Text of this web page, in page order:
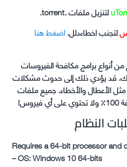
لتنزيل ملفات .torrent.
لتجنب اخطاءدلل.اضغط هنا
أنواع برامج مكافحة الفيروسات
بك. قد يؤدي ذلك إلى حدوث مشكلات
مثل الأعطال والأخطاء. جميع ملفات
النظام
Requires a 64-bit processor and
– OS: Windows 10 64-bits